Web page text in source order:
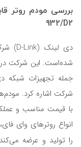
932/D2
شده‌است. این شرکت در
جمله تجهیزات شبکه
شرکت اشاره کرد.
با قیمت مناسب و
را تولید و عرضه